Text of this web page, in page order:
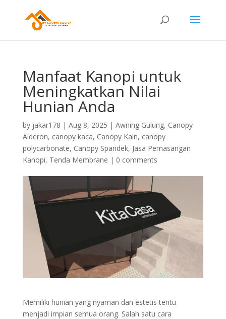
Manfaat Kanopi untuk
Meningkatkan Nilai
Hunian Anda
by jakar178 | Aug 8, 2025 | Awning Gulung, Canopy
Alderon, canopy kaca, Canopy Kain, canopy
polycarbonate, Canopy Spandek, Jasa Pemasangan
Kanopi, Tenda Membrane | 0 comments
Memiliki hunian yang nyaman dan estetis tentu
menjadi impian semua orang. Salah satu cara